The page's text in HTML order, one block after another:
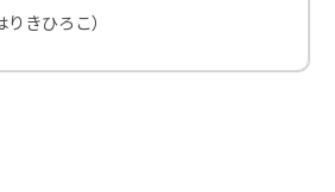
きひろこ）